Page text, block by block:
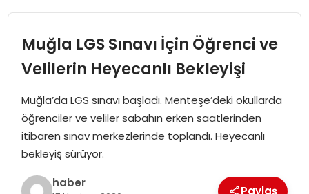
SAĞLIK
EĞITIM
SPOR
EKONOMI
Muğla LGS Sınavı İçin Öğrenci ve
Velilerin Heyecanlı Bekleyişi
Muğla’da LGS sınavı başladı. Menteşe’deki okullarda
öğrenciler ve veliler sabahın erken saatlerinden
itibaren sınav merkezlerinde toplandı. Heyecanlı
bekleyiş sürüyor.
haber
Paylaş